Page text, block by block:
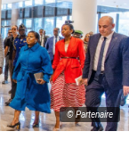
© Partenaire